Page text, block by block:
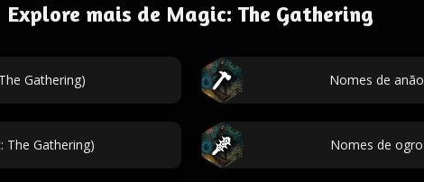
Explore mais de Magic: The Gathering
Gathering) Nomes de
The Gathering) Nomes de